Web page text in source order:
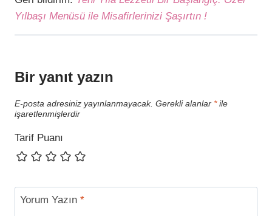
Yılbaşı Menüsü ile Misafirlerinizi Şaşırtın !
Bir yanıt yazın
E-posta adresiniz yayınlanmayacak. Gerekli alanlar *ile
işaretlenmişlerdir
Tarif Puanı
Yorum Yazın *